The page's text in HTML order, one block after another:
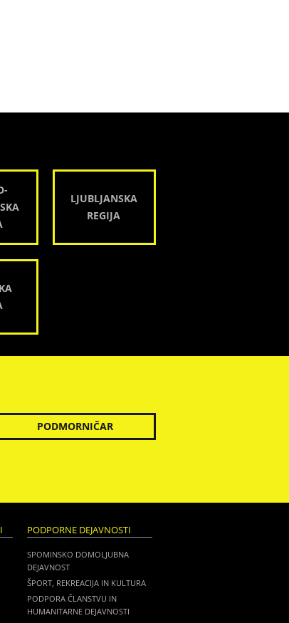
LJUBLJANSKA
REGIJA
PODMORNIČAR
PODPORNE DEJAVNOSTI
SPOMINSKO DOMOLJUBNA
DEJAVNOST
ŠPORT, REKREACIJA IN KULTURA
PODPORA ČLANSTVU IN
HUMANITARNE DEJAVNOSTI